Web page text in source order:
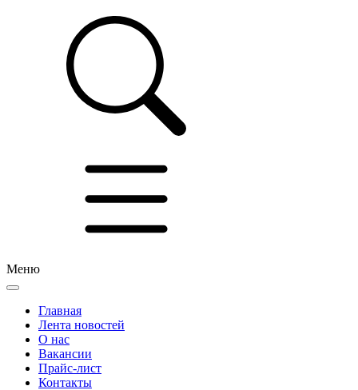
Меню
Главная
Лента новостей
О нас
Вакансии
Прайс-лист
Контакты